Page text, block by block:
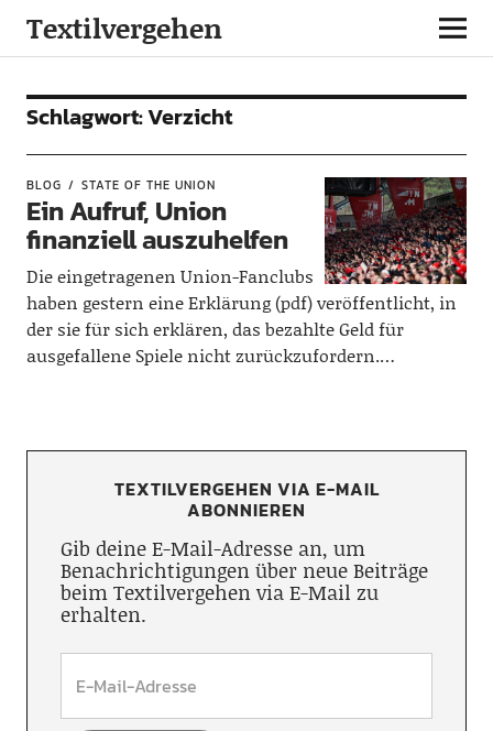
Textilvergehen
Schlagwort:Verzicht
BLOG STATE OF THE UNION
Ein Aufruf, Union
finanziell auszuhelfen
Die eingetragenen Union-Fanclubs
haben gestern eine Erklärung (pdf) veröffentlicht, in
der sie für sich erklären, das bezahlte Geld für
ausgefallene Spiele nicht zurückzufordern.…
TEXTILVERGEHEN VIA E-MAIL
ABONNIEREN
Gib deine E-Mail-Adresse an, um
Benachrichtigungen über neue Beiträge
beim Textilvergehen via E-Mail zu
erhalten.